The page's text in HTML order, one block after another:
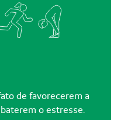
de favorecerem a
o estresse.